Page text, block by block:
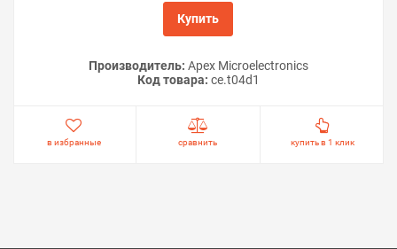
Купить
Производитель: Apex Microelectronics
Код товара: ce.t04d1
в избранные сравнить купить в 1 клик